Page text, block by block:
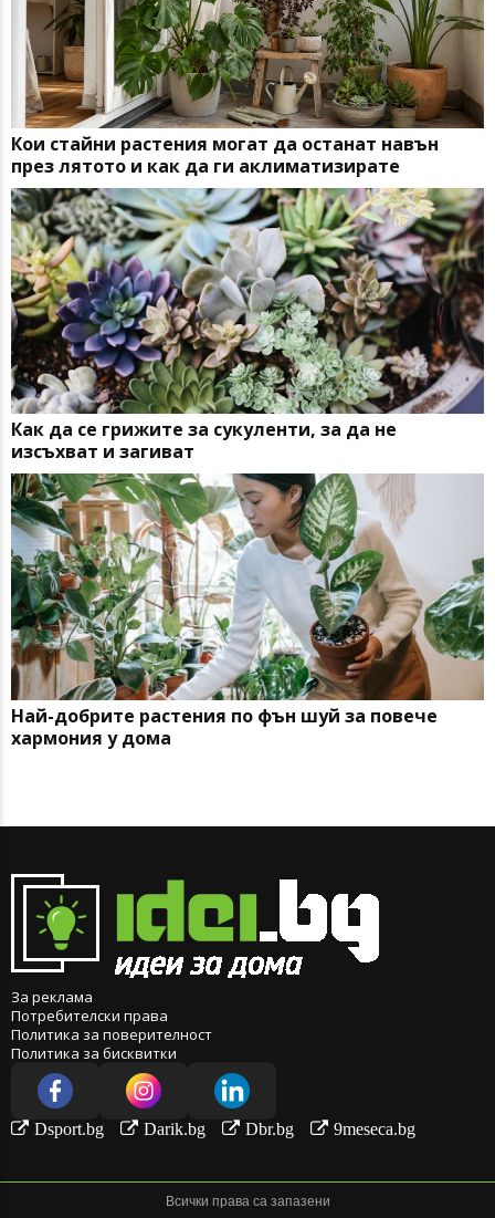
Кои стайни растения могат да останат навън
през лятото и как да ги аклиматизирате
Как да се грижите за сукуленти, за да не
изсъхват и загиват
Най-добрите растения по фън шуй за повече
хармония у дома
За реклама
Потребителски права
Политика за поверителност
Политика за бисквитки
Dsport.bg Darik.bg Dbr.bg 9meseca.bg
Всички права са запазени